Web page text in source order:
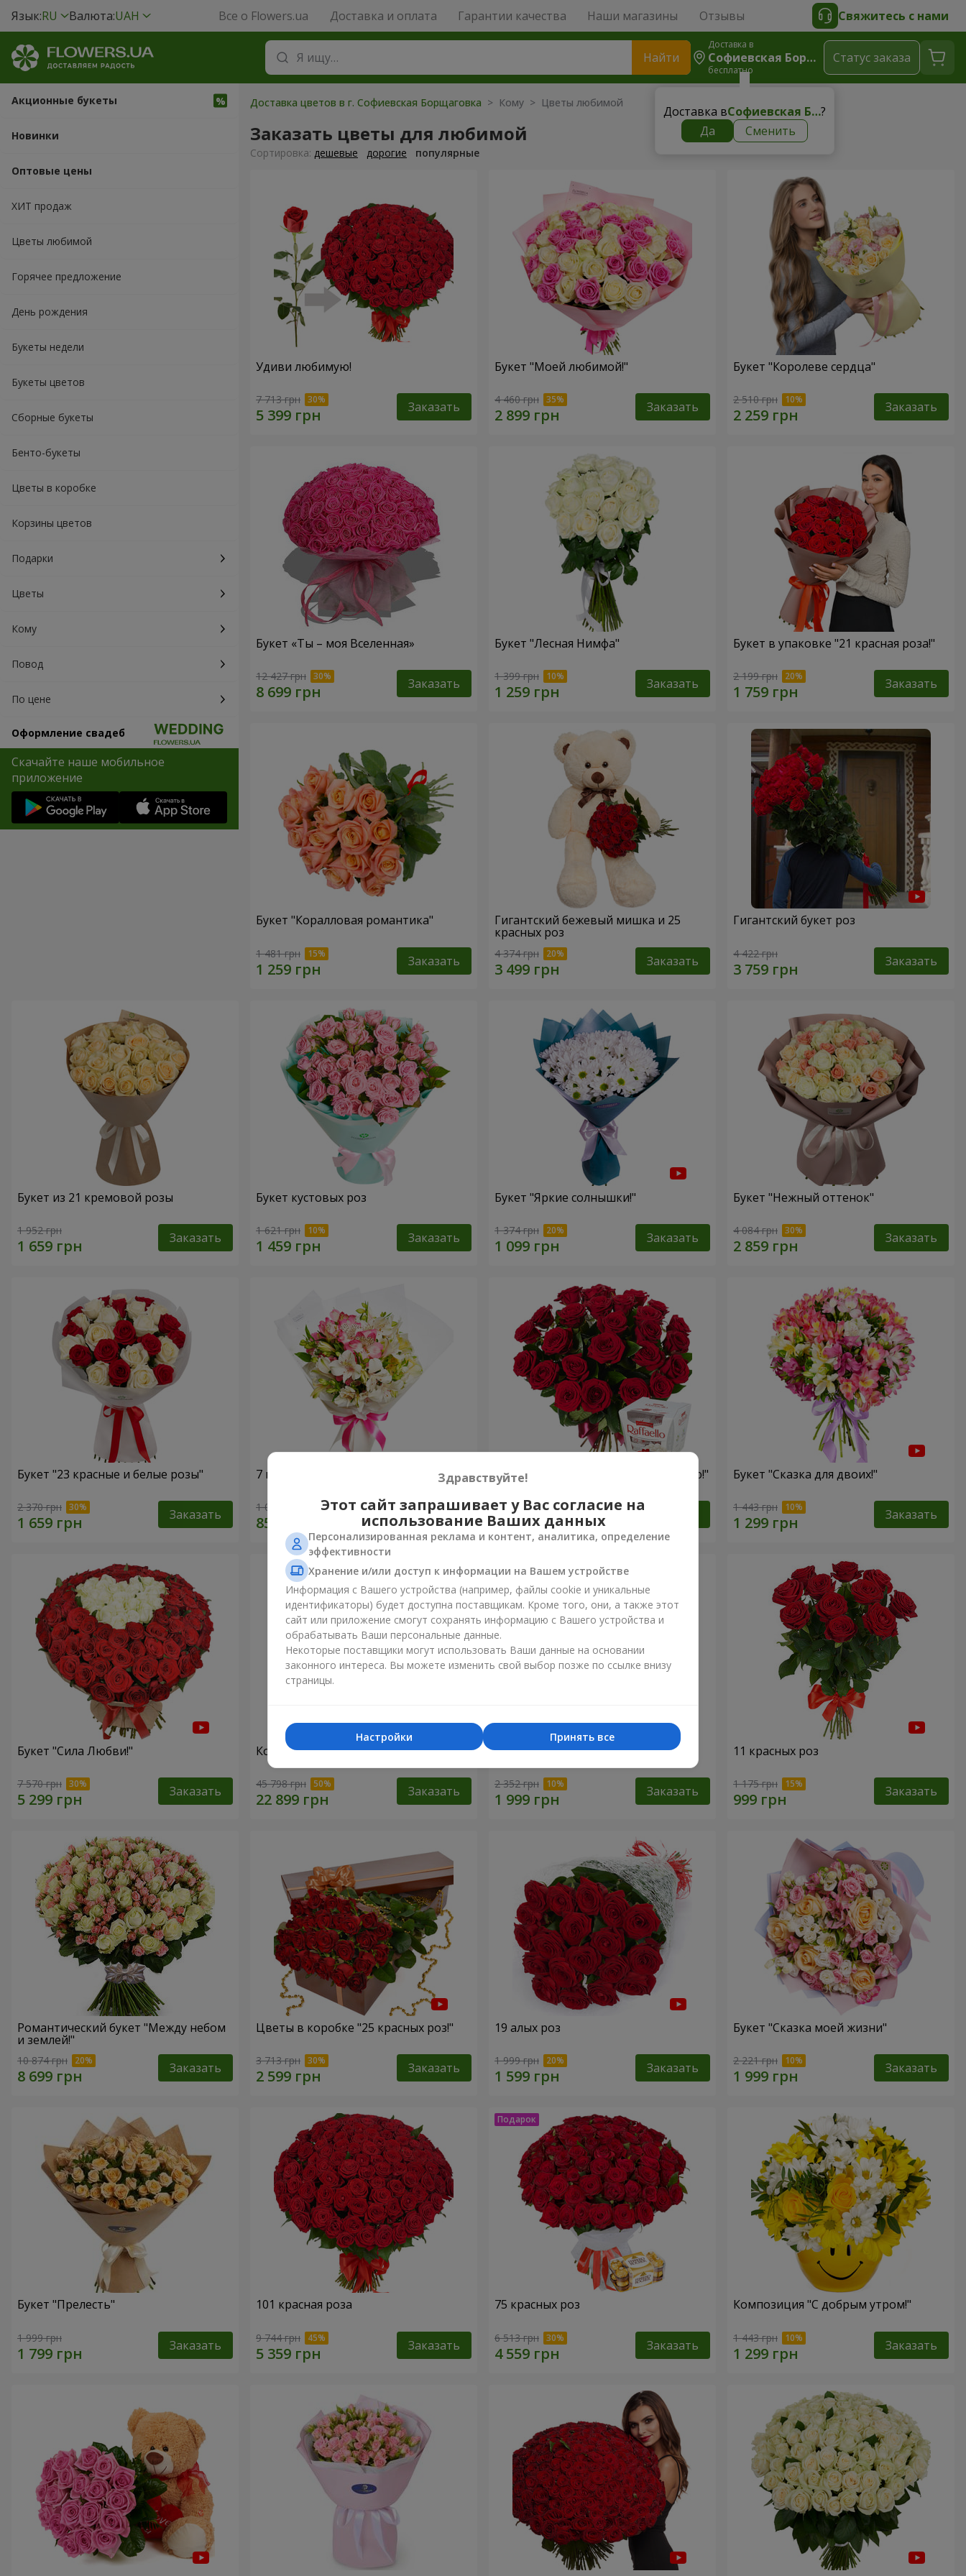
Язык:RU Валюта:UAH Все о Flowers.ua Доставка и оплата Гарантии качества Наши магазины Отзывы Свяжитесь с нами
Найти
Доставка в
Софиевская Борщаговка
бесплатно
Доставка в Софиевская Борщаговка?
Да
Сменить
Cтатус заказа
Акционные букеты
Новинки
Оптовые цены
ХИТ продаж
Цветы любимой
Горячее предложение
День рождения
Букеты недели
Букеты цветов
Сборные букеты
Бенто-букеты
Цветы в коробке
Корзины цветов
Подарки
Цветы
Кому
Повод
По цене
Оформление свадеб
Скачайте наше мобильное
приложение
Доставка цветов в г. Софиевская Борщаговка > Кому > Цветы любимой
Заказать цветы для любимой
Cортировка: дешевые дорогие популярные
Удиви любимую!
7 713 грн Заказать
Букет "Моей любимой!"
4 460 грн Заказать
Букет "Королеве сердца"
2 510 грн Заказать
Букет «Ты – моя Вселенная»
12 427 грн Заказать
Букет "Лесная Нимфа"
1 399 грн Заказать
Букет в упаковке "21 красная роза!"
2 199 грн Заказать
Букет "Коралловая романтика"
1 481 грн Заказать
Гигантский бежевый мишка и 25
красных роз
4 374 грн Заказать
Гигантский букет роз
4 422 грн Заказать
Букет из 21 кремовой розы
1 952 грн Заказать
Букет кустовых роз
1 621 грн Заказать
Букет "Яркие солнышки!"
1 374 грн Заказать
Букет "Нежный оттенок"
4 084 грн Заказать
Букет "23 красные и белые розы"
2 370 грн Заказать
7 нежных альстромерий
1 011 грн Заказать
Букет "В День рождения, с любовью!"
3 014 грн
Букет "Сказка для двоих!"
1 443 грн Заказать
Букет "Сила Любви!"
7 570 грн Заказать
Композиция "Ты + Я"
45 798 грн Заказать
Букет "В восторге от тебя!"
2 352 грн Заказать
11 красных роз
1 175 грн Заказать
Романтический букет "Между небом
и землей!"
10 874 грн Заказать
Цветы в коробке "25 красных роз!"
3 713 грн Заказать
19 алых роз
1 999 грн Заказать
Букет "Сказка моей жизни"
2 221 грн Заказать
Букет "Прелесть"
1 999 грн Заказать
101 красная роза
9 744 грн Заказать
75 красных роз
6 513 грн Заказать
Композиция "С добрым утром!"
1 443 грн Заказать
Здравствуйте!
Этот сайт запрашивает у Вас согласие на
использование Ваших данных
Персонализированная реклама и контент, аналитика, определение
эффективности
Хранение и/или доступ к информации на Вашем устройстве
Информация с Вашего устройства (например, файлы cookie и уникальные
идентификаторы) будет доступна поставщикам. Кроме того, они, а также этот
сайт или приложение смогут сохранять информацию с Вашего устройства и
обрабатывать Ваши персональные данные.
Некоторые поставщики могут использовать Ваши данные на основании
законного интереса. Вы можете изменить свой выбор позже по ссылке внизу
страницы.
Принять все
Настройки